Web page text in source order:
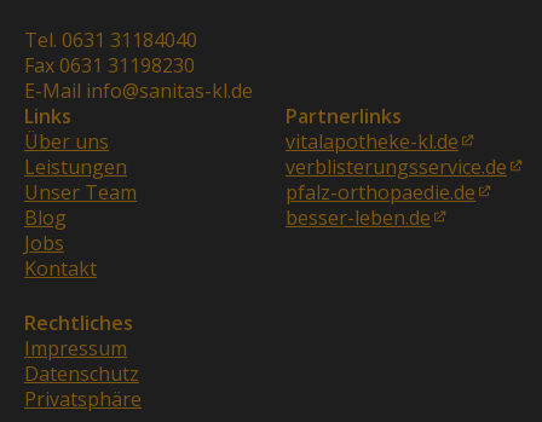
Tel. 0631 31184040
Fax 0631 31198230
E-Mail info@sanitas-kl.de
Links
Über uns
Leistungen
Unser Team
Blog
Jobs
Kontakt
Partnerlinks
vitalapotheke-kl.de
verblisterungsservice.de
pfalz-orthopaedie.de
besser-leben.de
Rechtliches
Impressum
Datenschutz
Privatsphäre